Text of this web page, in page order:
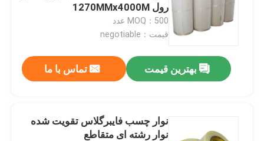
رول 1270MMx4000M
MOQ：500 عدد
قیمت：negotiable
بهترین قیمت تماس با ما
نوار چسب فایبرگلاس تقویت شده
نوار رشته ای متقاطع